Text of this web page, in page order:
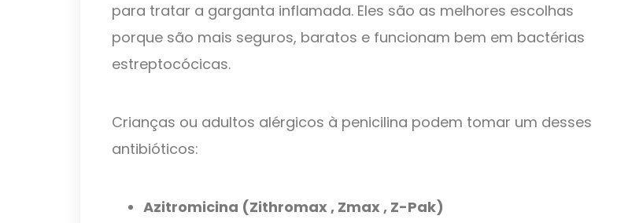
para tratar a garganta inflamada. Eles são as melhores escolhas
porque são mais seguros, baratos e funcionam bem em bactérias
estreptocócicas.
Crianças ou adultos alérgicos à penicilina podem tomar um desses
antibióticos:
Azitromicina (Zithromax , Zmax , Z-Pak)